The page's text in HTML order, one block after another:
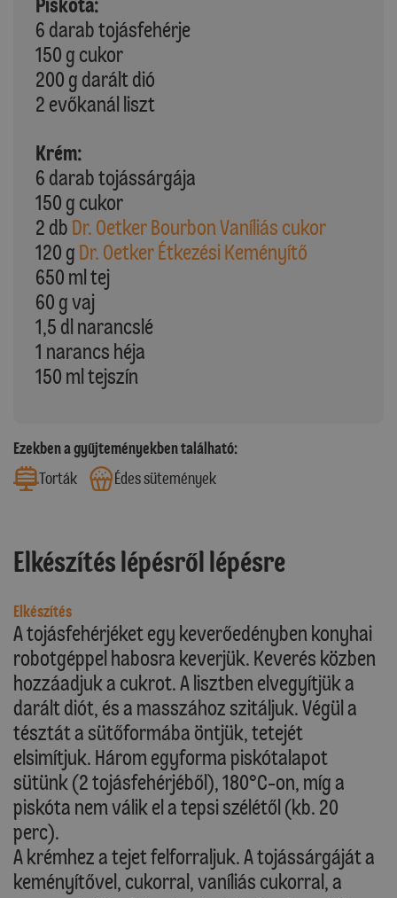
6 darab tojásfehérje
150 g cukor
200 g darált dió
2 evőkanál liszt
Krém:
6 darab tojássárgája
150 g cukor
2 db Dr. Oetker Bourbon Vaníliás cukor
120 g Dr. Oetker Étkezési Keményítő
650 ml tej
60 g vaj
1,5 dl narancslé
1 narancs héja
150 ml tejszín
Ezekben a gyűjteményekben található:
Torták
Édes sütemények
Elkészítés lépésről lépésre
Elkészítés
A tojásfehérjéket egy keverőedényben konyhai
robotgéppel habosra keverjük. Keverés közben
hozzáadjuk a cukrot. A lisztben elvegyítjük a
darált diót, és a masszához szitáljuk. Végül a
tésztát a sütőformába öntjük, tetejét
elsimítjuk. Három egyforma piskótalapot
sütünk (2 tojásfehérjéből), 180°C-on, míg a
piskóta nem válik el a tepsi szélétől (kb. 20
perc).
A krémhez a tejet felforraljuk. A tojássárgáját a
keményítővel, cukorral, vaníliás cukorral, a